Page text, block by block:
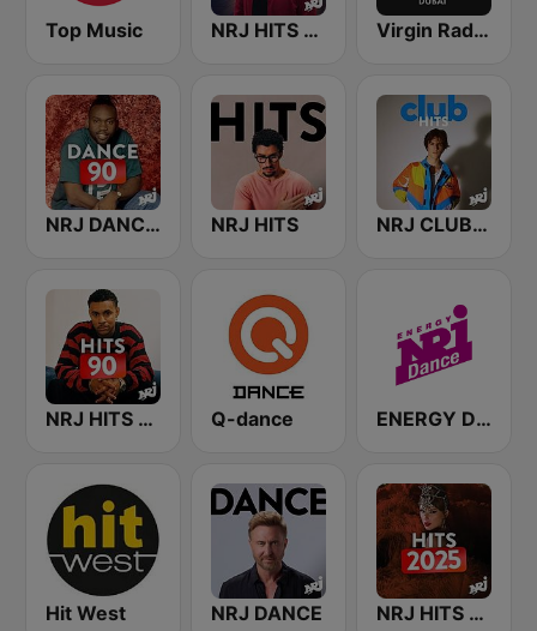
Top Music NRJ HITS REMIX Virgin Radio Dubai (UAE Only)
NRJ DANCE 90 NRJ HITS NRJ CLUB HITS
NRJ HITS 90 Q-dance ENERGY Dance
Hit West NRJ DANCE NRJ HITS 2025